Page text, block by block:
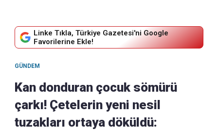
Linke Tıkla, Türkiye Gazetesi'ni Google
Favorilerine Ekle!
GÜNDEM
Kan donduran çocuk sömürü
çarkı! Çetelerin yeni nesil
tuzakları ortaya döküldü: